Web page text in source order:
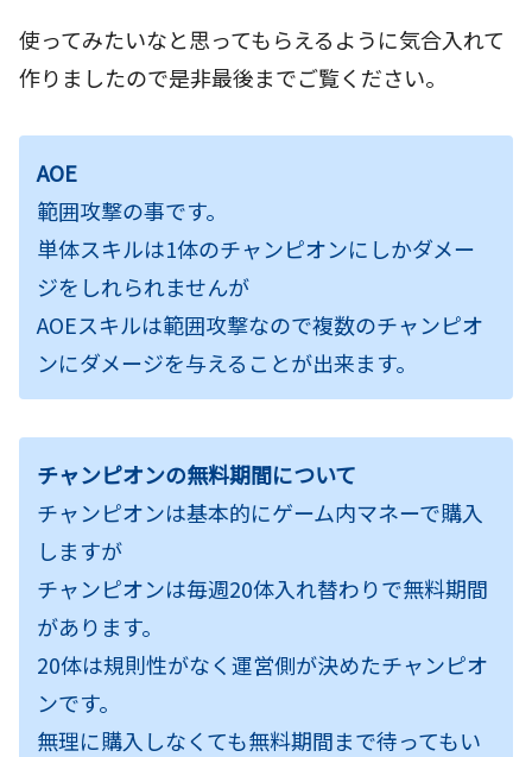
使ってみたいなと思ってもらえるように気合入れて
作りましたので是非最後までご覧ください。
AOE
範囲攻撃の事です。
単体スキルは1体のチャンピオンにしかダメー
ジをしれられませんが
AOEスキルは範囲攻撃なので複数のチャンピオ
ンにダメージを与えることが出来ます。
チャンピオンの無料期間について
チャンピオンは基本的にゲーム内マネーで購入
しますが
チャンピオンは毎週20体入れ替わりで無料期間
があります。
20体は規則性がなく運営側が決めたチャンピオ
ンです。
無理に購入しなくても無料期間まで待ってもい